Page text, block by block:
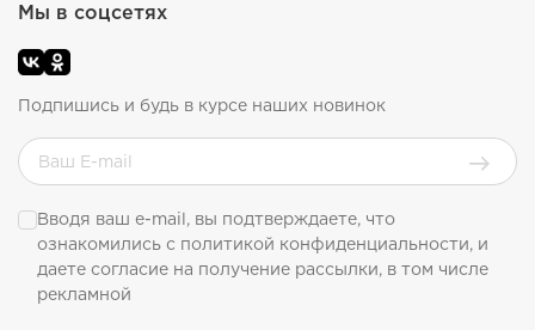
Мы в соцсетях
Подпишись и будь в курсе наших новинок
Вводя ваш e-mail, вы подтверждаете, что
ознакомились с политикой конфиденциальности, и
даете согласие на получение рассылки, в том числе
рекламной